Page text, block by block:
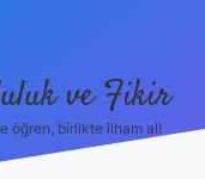
ve Fikir
öğren, birlikte ilham al!